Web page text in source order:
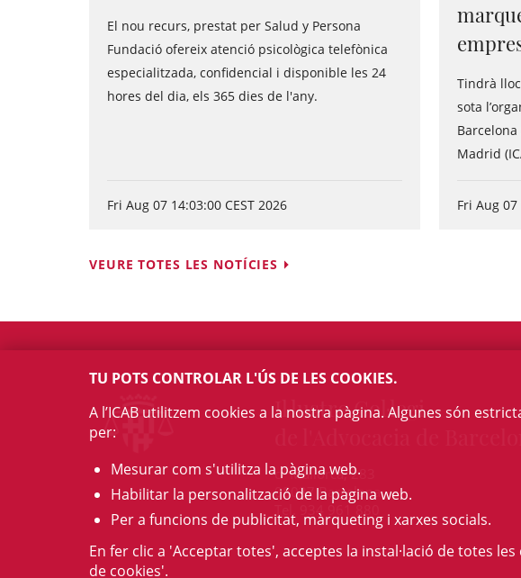
El nou recurs, prestat per Salud y Persona
Fundació ofereix atenció psicològica telefònica
especialitzada, confidencial i disponible les 24
hores del dia, els 365 dies de l'any.
Fri Aug 07 14:03:00 CEST 2026
Tindrà
sota
Barcelona
Madrid
Fri Aug 07
VEURE TOTES LES NOTÍCIES
Il·lustre Col·legi
c/ Mallorca, 283
08037 Barcelona
Tel. 934 961 880
TU POTS CONTROLAR L'ÚS DE LES COOKIES.
A l’ICAB utilitzem cookies a la nostra pàgina. Algunes són
per:
Mesurar com s'utilitza la pàgina web.
Habilitar la personalització de la pàgina web.
Per a funcions de publicitat, màrqueting i xarxes socials.
En fer clic a 'Acceptar totes', acceptes la instal·lació de totes
de cookies'.